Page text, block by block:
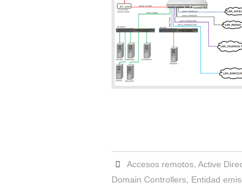
Accesos remotos ,Active
Domain Controllers Entidad